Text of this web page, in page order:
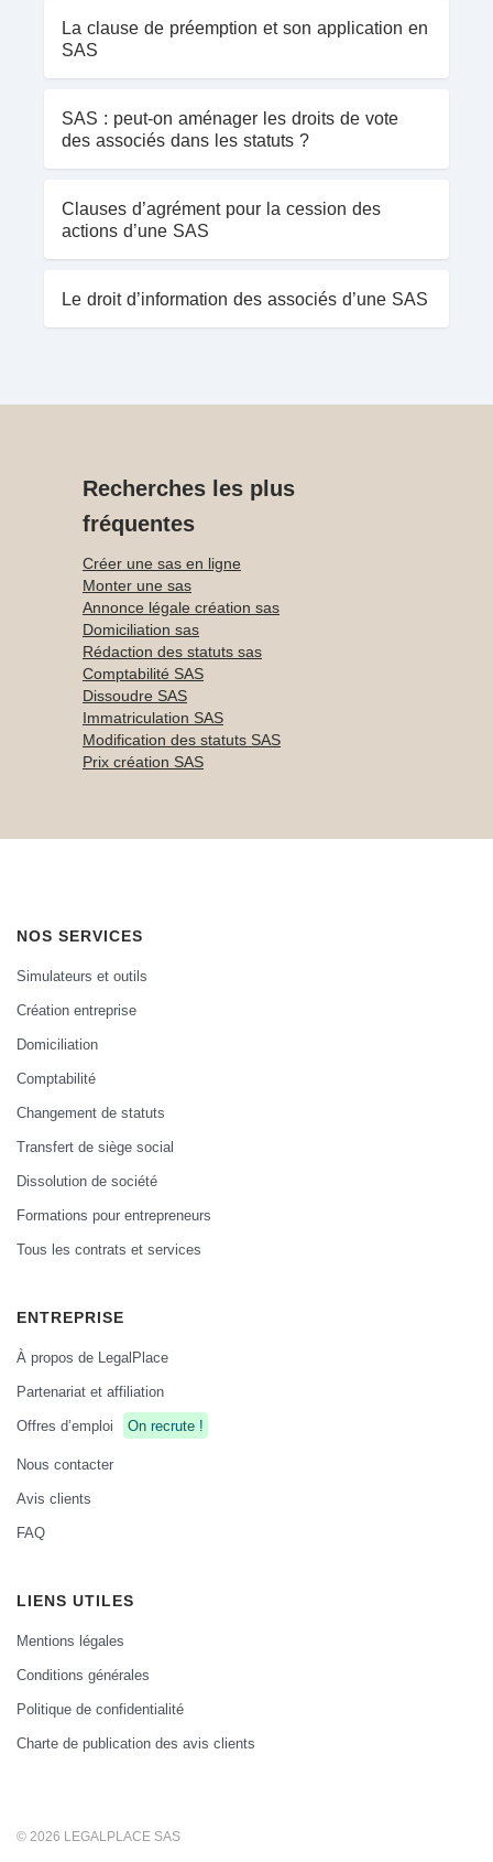
La clause de préemption et son application en
SAS
SAS : peut-on aménager les droits de vote
des associés dans les statuts ?
Clauses d’agrément pour la cession des
actions d’une SAS
Le droit d’information des associés d’une SAS
Recherches les plus
fréquentes
Créer une sas en ligne
Monter une sas
Annonce légale création sas
Domiciliation sas
Rédaction des statuts sas
Comptabilité SAS
Dissoudre SAS
Immatriculation SAS
Modification des statuts SAS
Prix création SAS
NOS SERVICES
Simulateurs et outils
Création entreprise
Domiciliation
Comptabilité
Changement de statuts
Transfert de siège social
Dissolution de société
Formations pour entrepreneurs
Tous les contrats et services
ENTREPRISE
À propos de LegalPlace
Partenariat et affiliation
Offres d’emploi
On recrute !
Nous contacter
Avis clients
FAQ
LIENS UTILES
Mentions légales
Conditions générales
Politique de confidentialité
Charte de publication des avis clients
© 2026 LEGALPLACE SAS